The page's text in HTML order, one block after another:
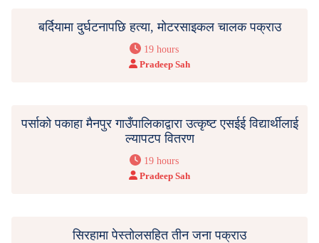
बर्दियामा दुर्घटनापछि हत्या, मोटरसाइकल चालक पक्राउ
19 hours
Pradeep Sah
पर्साको पकाहा मैनपुर गाउँपालिकाद्वारा उत्कृष्ट एसईई विद्यार्थीलाई
ल्यापटप वितरण
19 hours
Pradeep Sah
सिरहामा पेस्तोलसहित तीन जना पक्राउ